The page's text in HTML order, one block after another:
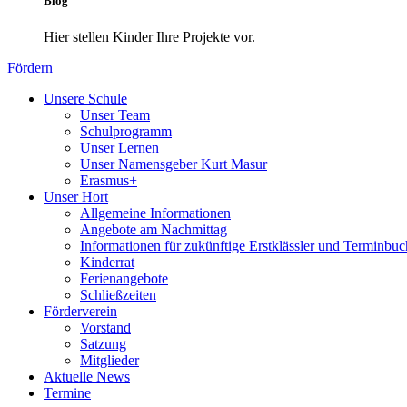
Hier stellen Kinder Ihre Projekte vor.
Fördern
Unsere Schule
Unser Team
Schulprogramm
Unser Lernen
Unser Namensgeber Kurt Masur
Erasmus+
Unser Hort
Allgemeine Informationen
Angebote am Nachmittag
Informationen für zukünftige Erstklässler und
Kinderrat
Ferienangebote
Schließzeiten
Förderverein
Vorstand
Satzung
Mitglieder
Aktuelle News
Termine